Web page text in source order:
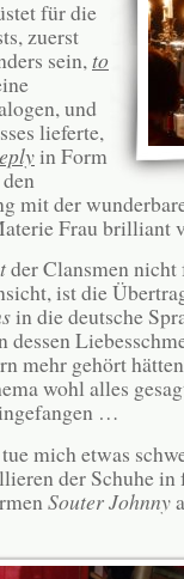
für die
zuerst
sein,to
und
lieferte,
in Form
mit der
Frau brilliant
der Clansmen nicht
ist die
in die deutsche
dessen
mehr gehört
wohl alles
…
mich etwas
der Schuhe
Souter Johnny